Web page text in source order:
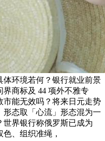
体环境若何？银行就业前景
界商标及 44 项外不雅专
能无效吗？将来日元走势
态取「心流」形态混为一
界银行称俄罗斯已成为
、组织准绳，